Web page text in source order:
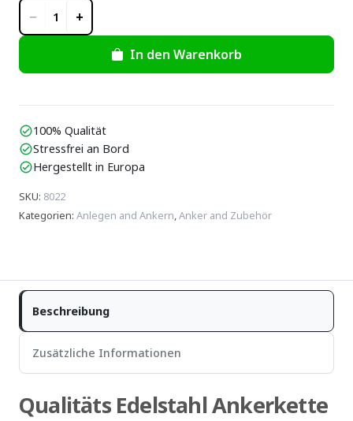
− 1 +
In den Warenkorb
check_circle100% Qualität
check_circleStressfrei an Bord
check_circleHergestellt in Europa
SKU: 8022
Kategorien: Anlegen and Ankern,Anker and Zubehör
Beschreibung
Zusätzliche Informationen
Qualitäts Edelstahl Ankerkette